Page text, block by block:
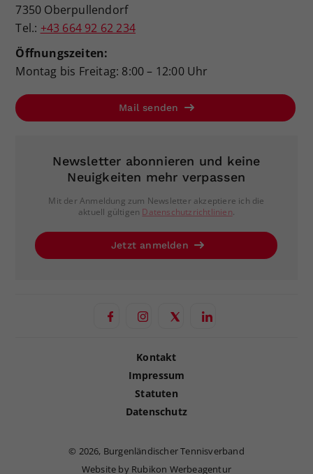
7350 Oberpullendorf
Tel.: +43 664 92 62 234
Öffnungszeiten:
Montag bis Freitag: 8:00 – 12:00 Uhr
Mail senden
Newsletter abonnieren und keine
Neuigkeiten mehr verpassen
Mit der Anmeldung zum Newsletter akzeptiere ich die
aktuell gültigen Datenschutzrichtlinien.
Jetzt anmelden
Kontakt
Impressum
Statuten
Datenschutz
© 2026, Burgenländischer Tennisverband
Website by Rubikon Werbeagentur